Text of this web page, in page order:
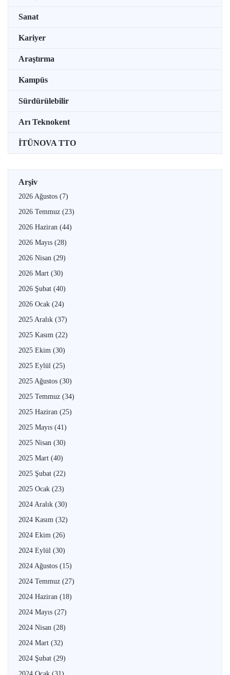
Sanat
Kariyer
Araştırma
Kampüs
Sürdürülebilir
Arı Teknokent
İTÜNOVA TTO
Arşiv
2026 Ağustos (7)
2026 Temmuz (23)
2026 Haziran (44)
2026 Mayıs (28)
2026 Nisan (29)
2026 Mart (30)
2026 Şubat (40)
2026 Ocak (24)
2025 Aralık (37)
2025 Kasım (22)
2025 Ekim (30)
2025 Eylül (25)
2025 Ağustos (30)
2025 Temmuz (34)
2025 Haziran (25)
2025 Mayıs (41)
2025 Nisan (30)
2025 Mart (40)
2025 Şubat (22)
2025 Ocak (23)
2024 Aralık (30)
2024 Kasım (32)
2024 Ekim (26)
2024 Eylül (30)
2024 Ağustos (15)
2024 Temmuz (27)
2024 Haziran (18)
2024 Mayıs (27)
2024 Nisan (28)
2024 Mart (32)
2024 Şubat (29)